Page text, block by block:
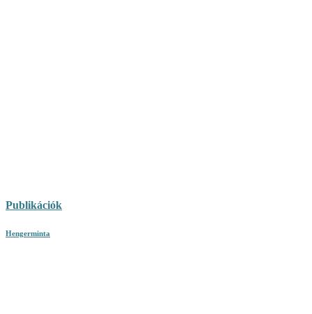
Publikációk
Hengerminta